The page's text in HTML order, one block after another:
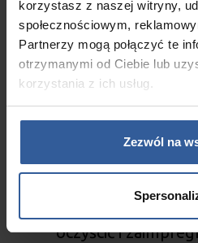
korzystasz z naszej witryny,
społecznościowym,
Partnerzy mogą połączyć te
otrzymanymi od Ciebie lub
korzystania z ich usług.
Zezwól na
Pokrywa i
elementy
działanie warunków
zmierzyć się ze
wilgocią i dużymi
temperatur,
oczyścić i